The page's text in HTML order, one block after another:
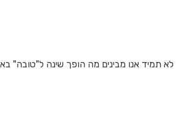
לא תמיד אנו מבינים מה הופך שינה